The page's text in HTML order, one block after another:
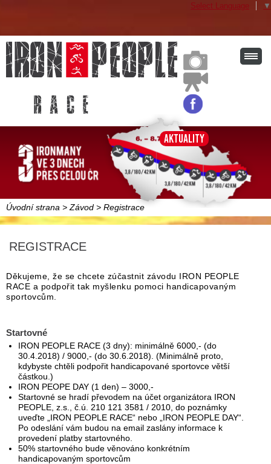
Select Language ▼
r a c e
Aktuality
Úvodní strana > Závod > Registrace
REGISTRACE
Děkujeme, že se chcete zúčastnit závodu IRON PEOPLE
RACE a podpořit tak myšlenku pomoci handicapovaným
sportovcům.
Startovné
IRON PEOPLE RACE (3 dny): minimálně 6000,- (do
30.4.2018) / 9000,- (do 30.6.2018). (Minimálně proto,
kdybyste chtěli podpořit handicapované sportovce větší
částkou.)
IRON PEOPE DAY (1 den) – 3000,-
Startovné se hradí převodem na účet organizátora IRON
PEOPLE, z.s., č.ú. 210 121 3581 / 2010, do poznámky
uveďte „IRON PEOPLE RACE“ nebo „IRON PEOPLE DAY“.
Po odeslání vám budou na email zaslány informace k
provedení platby startovného.
50% startovného bude věnováno konkrétním
handicapovaným sportovcům